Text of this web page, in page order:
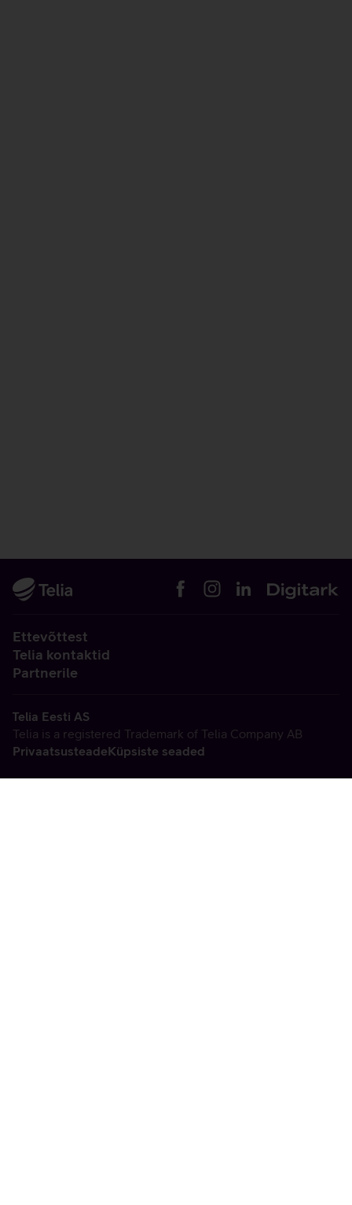
Ettevõttest
Telia kontaktid
Partnerile
Telia Eesti AS
Telia is a registered Trademark of Telia Company AB
PrivaatsusteadeKüpsiste seaded